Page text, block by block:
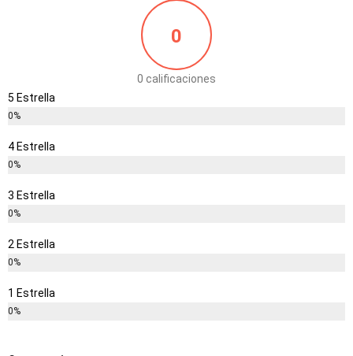
0
0 calificaciones
5 Estrella
0%
4 Estrella
0%
3 Estrella
0%
2 Estrella
0%
1 Estrella
0%